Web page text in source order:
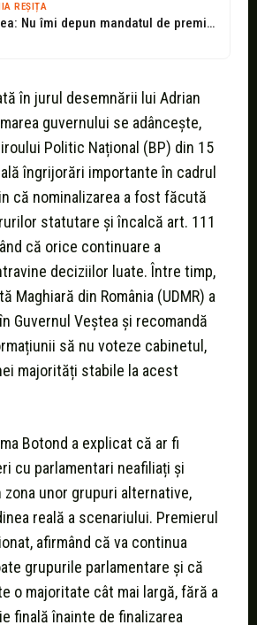
REȘIȚA
Adrian Veștea: Nu îmi depun mandatul de premier desemnat
în jurul desemnării lui Adrian
guvernului se adâncește,
Politic Național (BP) din 15
îngrijorări importante în cadrul
că nominalizarea a fost făcută
statutare și încalcă art. 111
că orice continuare a
deciziilor luate. Între timp,
Maghiară din România (UDMR) a
Guvernul Veștea și recomandă
să nu voteze cabinetul,
majorități stabile la acest
Botond a explicat că ar fi
cu parlamentari neafiliați și
unor grupuri alternative,
reală a scenariului. Premierul
afirmând că va continua
grupurile parlamentare și că
o majoritate cât mai largă, fără a
finală înainte de finalizarea